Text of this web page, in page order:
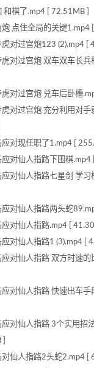
和棋了.mp4 [ 72.51MB ]
炮 点住全局的关键1.mp4
虎对过宫炮123 (2).mp4 [
虎对过宫炮 双车双车长兵
虎对过宫炮 兑车后卧槽
虎对过宫炮 充分利用对
应对现任职了1.mp4 [
应对仙人指路下围棋.mp4
应对仙人指路七星剑 学习
应对仙人指路两头蛇
应对仙人指路.mp4 [
应对仙人指路1 (3).mp4 [
应对仙人指路 双方时速的
应对仙人指路 快速出车
应对仙人指路 3个实用招
对仙人指路2头蛇2.mp4 [